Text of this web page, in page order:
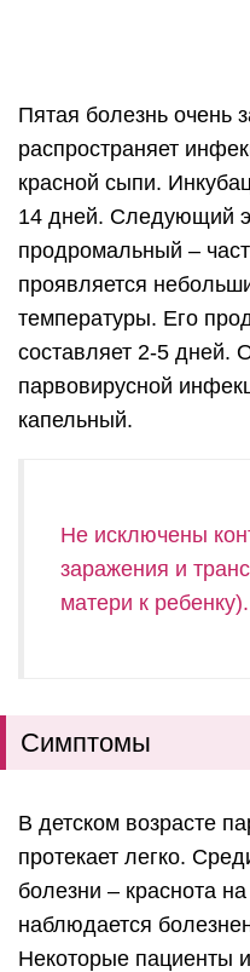
Пятая болезнь очень
распространяет
красной сыпи.
14 дней. Следующий
продромальный –
проявляется
температуры. Его
составляет 2-5 дней.
парвовирусной
капельный.
Не исключены
заражения и
матери к ребенку).
Симптомы
В детском возрасте
протекает легко.
болезни – краснота
наблюдается
Некоторые пациенты